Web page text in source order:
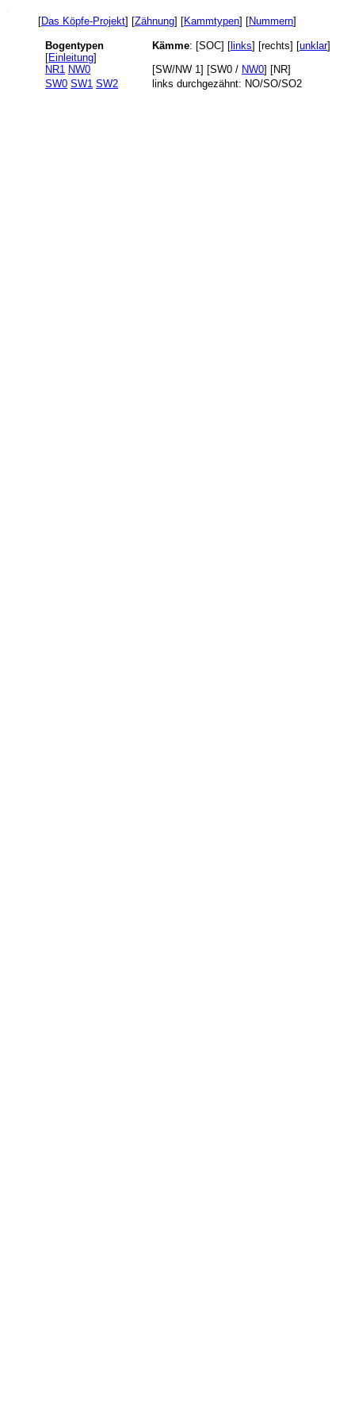
[Das Köpfe-Projekt] [Zähnung] [Kammtypen] [Nummern]
Bogentypen
[Einleitung]
Kämme: [SOC] [ links] [rechts] [unklar]
NR1 NW0 [SW/NW 1] [SW0 / NW0] [NR]
SW0 SW1 SW2 links durchgezähnt: NO/SO/SO2